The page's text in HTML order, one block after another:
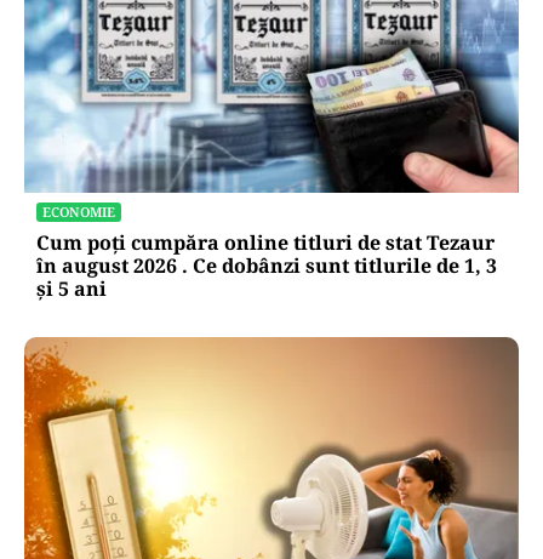
ECONOMIE
Cum poți cumpăra online titluri de stat Tezaur
în august 2026 . Ce dobânzi sunt titlurile de 1, 3
și 5 ani